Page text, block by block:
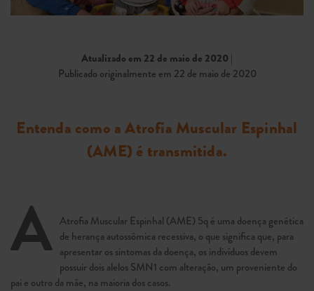
Atualizado em 22 de maio de 2020 |
Publicado originalmente em 22 de maio de 2020
Entenda como a Atrofia Muscular Espinhal
(AME) é transmitida.
A Atrofia Muscular Espinhal (AME) 5q é uma doença genética
de herança autossômica recessiva, o que significa que, para
apresentar os sintomas da doença, os indivíduos devem
possuir dois alelos SMN1 com alteração, um proveniente do
pai e outro da mãe, na maioria dos casos.